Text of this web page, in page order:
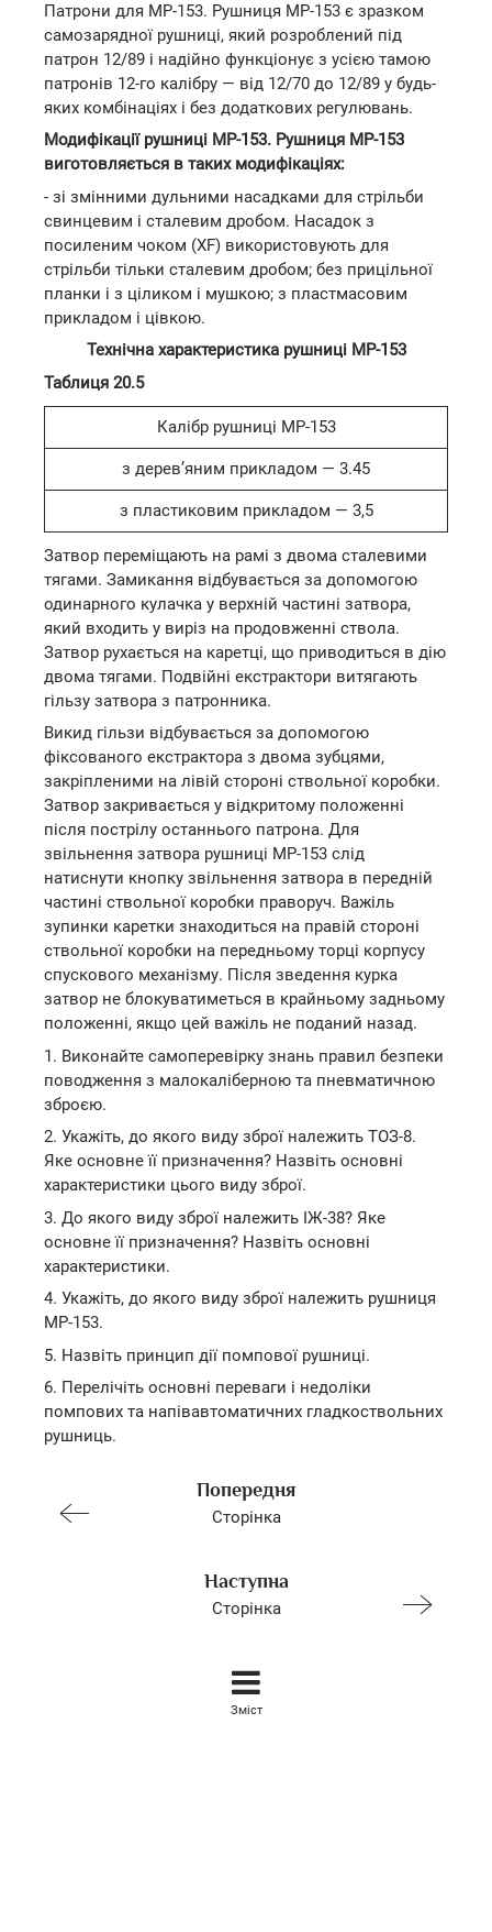
Патрони для МР-153. Рушниця МР-153 є зразком
самозарядної рушниці, який розроблений під
патрон 12/89 і надійно функціонує з усією тамою
патронів 12-го калібру — від 12/70 до 12/89 у будь-
яких комбінаціях і без додаткових регулювань.
Модифікації рушниці МР-153. Рушниця МР-153
виготовляється в таких модифікаціях:
- зі змінними дульними насадками для стрільби
свинцевим і сталевим дробом. Насадок з
посиленим чоком (XF) використовують для
стрільби тільки сталевим дробом; без прицільної
планки і з ціликом і мушкою; з пластмасовим
прикладом і цівкою.
Технічна характеристика рушниці МР-153
Таблиця 20.5
Калібр рушниці МР-153
з дерев’яним прикладом — 3.45
з пластиковим прикладом — 3,5
Затвор переміщають на рамі з двома сталевими
тягами. Замикання відбувається за допомогою
одинарного кулачка у верхній частині затвора,
який входить у виріз на продовженні ствола.
Затвор рухається на каретці, що приводиться в дію
двома тягами. Подвійні екстрактори витягають
гільзу затвора з патронника.
Викид гільзи відбувається за допомогою
фіксованого екстрактора з двома зубцями,
закріпленими на лівій стороні ствольної коробки.
Затвор закривається у відкритому положенні
після пострілу останнього патрона. Для
звільнення затвора рушниці МР-153 слід
натиснути кнопку звільнення затвора в передній
частині ствольної коробки праворуч. Важіль
зупинки каретки знаходиться на правій стороні
ствольної коробки на передньому торці корпусу
спускового механізму. Після зведення курка
затвор не блокуватиметься в крайньому задньому
положенні, якщо цей важіль не поданий назад.
1. Виконайте самоперевірку знань правил безпеки
поводження з малокаліберною та пневматичною
зброєю.
2. Укажіть, до якого виду зброї належить ТОЗ-8.
Яке основне її призначення? Назвіть основні
характеристики цього виду зброї.
3. До якого виду зброї належить ІЖ-38? Яке
основне її призначення? Назвіть основні
характеристики.
4. Укажіть, до якого виду зброї належить рушниця
МР-153.
5. Назвіть принцип дії помпової рушниці.
6. Перелічіть основні переваги і недоліки
помпових та напівавтоматичних гладкоствольних
рушниць.
Попередня
Сторінка
Наступна
Сторінка
Зміст